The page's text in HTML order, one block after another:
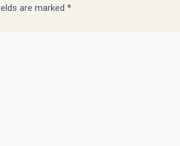
are marked*